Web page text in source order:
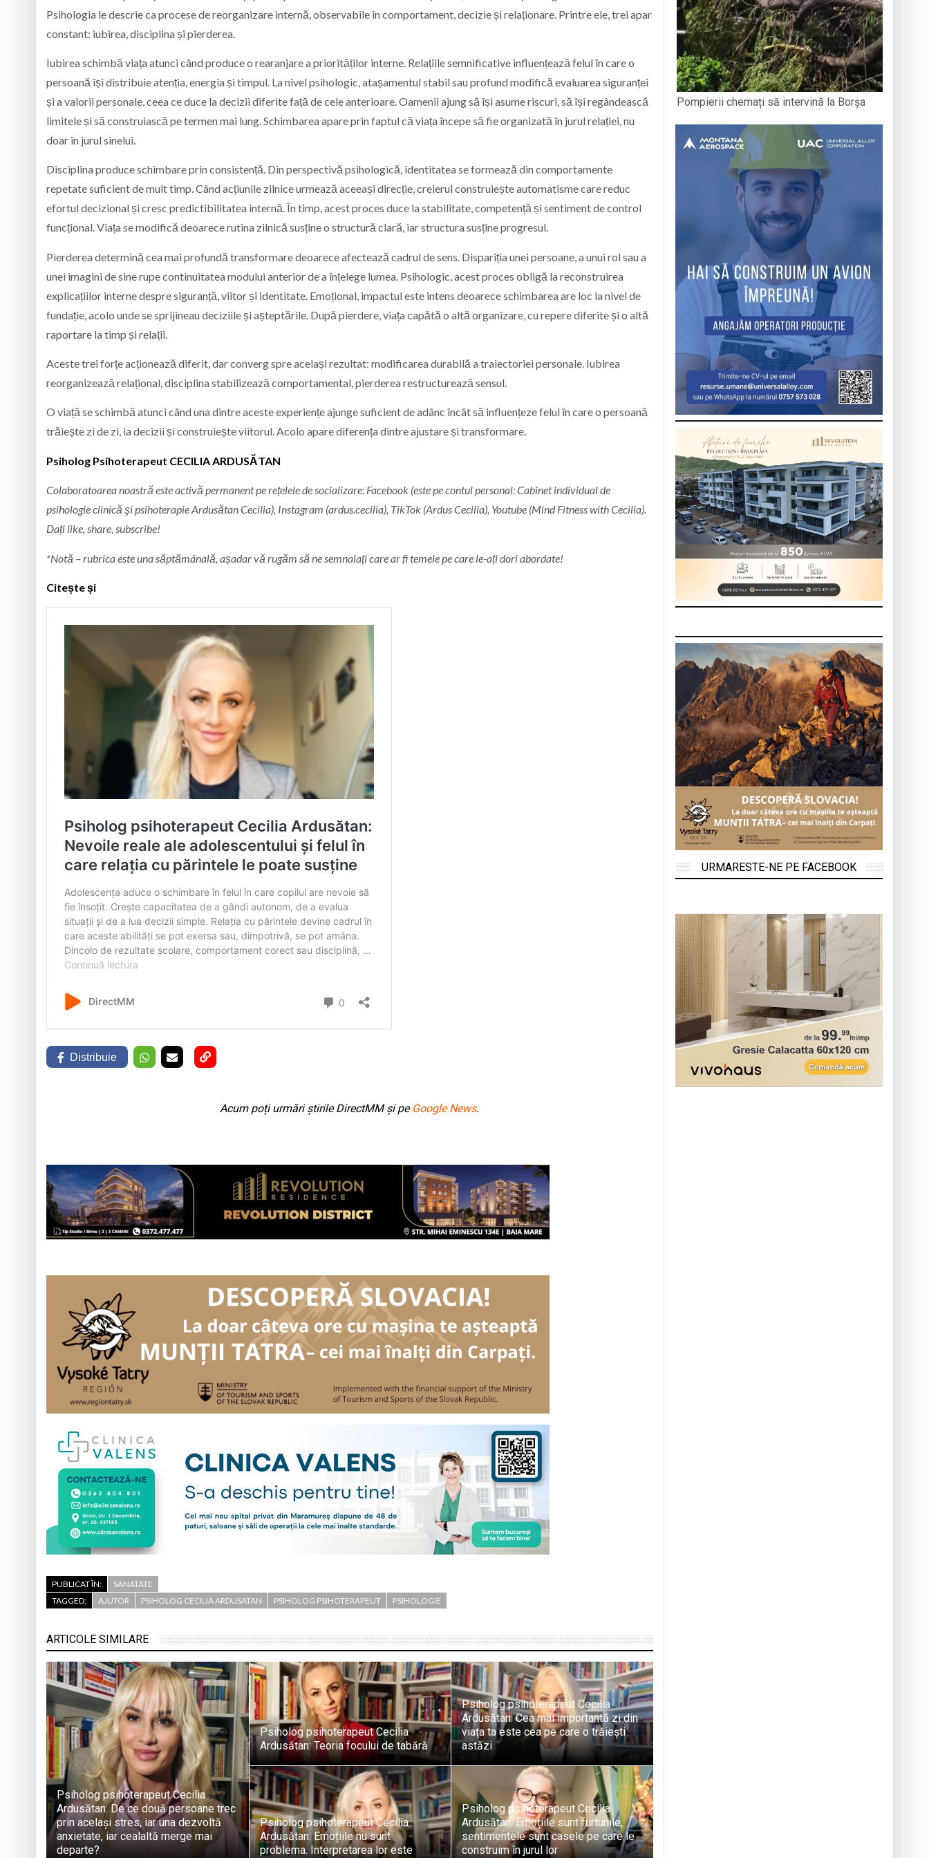
Psihologia le descrie ca procese de reorganizare internă, observabile în comportament, decizie și relaționare. Printre ele, trei apar
constant: iubirea, disciplina și pierderea.
Iubirea schimbă viața atunci când produce o rearanjare a priorităților interne. Relațiile semnificative influențează felul în care o
persoană își distribuie atenția, energia și timpul. La nivel psihologic, atașamentul stabil sau profund modifică evaluarea siguranței
și a valorii personale, ceea ce duce la decizii diferite față de cele anterioare. Oamenii ajung să își asume riscuri, să își regândească
limitele și să construiască pe termen mai lung. Schimbarea apare prin faptul că viața începe să fie organizată în jurul relației, nu
doar în jurul sinelui.
Disciplina produce schimbare prin consistență. Din perspectivă psihologică, identitatea se formează din comportamente
repetate suficient de mult timp. Când acțiunile zilnice urmează aceeași direcție, creierul construiește automatisme care reduc
efortul decizional și cresc predictibilitatea internă. În timp, acest proces duce la stabilitate, competență și sentiment de control
funcțional. Viața se modifică deoarece rutina zilnică susține o structură clară, iar structura susține progresul.
Pierderea determină cea mai profundă transformare deoarece afectează cadrul de sens. Dispariția unei persoane, a unui rol sau a
unei imagini de sine rupe continuitatea modului anterior de a înțelege lumea. Psihologic, acest proces obligă la reconstruirea
explicațiilor interne despre siguranță, viitor și identitate. Emoțional, impactul este intens deoarece schimbarea are loc la nivel de
fundație, acolo unde se sprijineau deciziile și așteptările. După pierdere, viața capătă o altă organizare, cu repere diferite și o altă
raportare la timp și relații.
Aceste trei forțe acționează diferit, dar converg spre același rezultat: modificarea durabilă a traiectoriei personale. Iubirea
reorganizează relațional, disciplina stabilizează comportamental, pierderea restructurează sensul.
O viață se schimbă atunci când una dintre aceste experiențe ajunge suficient de adânc încât să influențeze felul în care o persoană
trăiește zi de zi, ia decizii și construiește viitorul. Acolo apare diferența dintre ajustare și transformare.
Psiholog Psihoterapeut CECILIA ARDUSĂTAN
Colaboratoarea noastră este activă permanent pe rețelele de socializare: Facebook (este pe contul personal: Cabinet individual de
psihologie clinică şi psihoterapie Ardusătan Cecilia), Instagram (ardus.cecilia), TikTok (Ardus Cecilia), Youtube (Mind Fitness with Cecilia).
Dați like, share, subscribe!
*Notă – rubrica este una săptămânală, așadar vă rugăm să ne semnalați care ar fi temele pe care le-ați dori abordate!
Citește și
Distribuie
Acum poți urmări știrile DirectMM și pe Google News.
PUBLICAT ÎN:
SANATATE
TAGGED:
AJUTOR PSIHOLOG CECILIA ARDUSATAN PSIHOLOG PSIHOTERAPEUT PSIHOLOGIE
ARTICOLE SIMILARE
Psiholog psihoterapeut Cecilia
Ardusătan: De ce două persoane trec
prin același stres, iar una dezvoltă
anxietate, iar cealaltă merge mai
departe?
Psiholog psihoterapeut Cecilia
Ardusătan: Teoria focului de tabără
Psiholog psihoterapeut Cecilia
Ardusătan: Cea mai importantă zi din
viața ta este cea pe care o trăiești
astăzi
Psiholog psihoterapeut Cecilia
Ardusătan: Emoțiile nu sunt
problema. Interpretarea lor este
Psiholog psihoterapeut Cecilia
Ardusătan: Emoțiile sunt furtunile,
sentimentele sunt casele pe care le
construim în jurul lor
Pompierii chemați să intervină la Borșa
URMARESTE-NE PE FACEBOOK